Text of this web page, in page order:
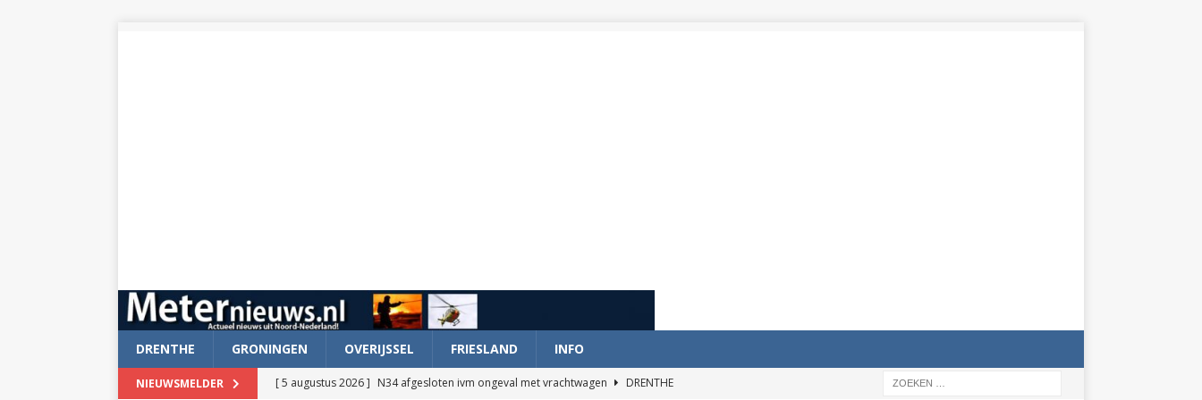
DRENTHE GRONINGEN OVERIJSSEL FRIESLAND INFO
NIEUWSMELDER [ 5 augustus 2026 ] N34 afgesloten ivm ongeval met vrachtwagen
DRENTHE